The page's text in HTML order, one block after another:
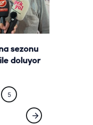
sezonu
doluyor
5